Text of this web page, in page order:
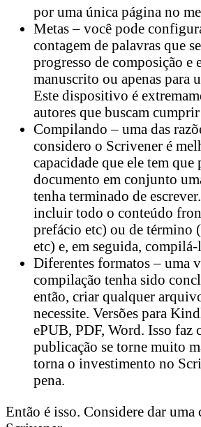
por uma única página no
Metas – você pode
contagem de palavras que
progresso de composição e
manuscrito ou apenas para
Este dispositivo é
autores que buscam
Compilando – uma das
considero o Scrivener é
capacidade que ele tem que
documento em conjunto
tenha terminado de
incluir todo o conteúdo
prefácio etc) ou de término
etc) e, em seguida,
Diferentes formatos – uma
compilação tenha sido
então, criar qualquer
necessite. Versões para
ePUB, PDF, Word. Isso faz
publicação se torne muito
torna o investimento no
pena.
Então é isso. Considere dar uma